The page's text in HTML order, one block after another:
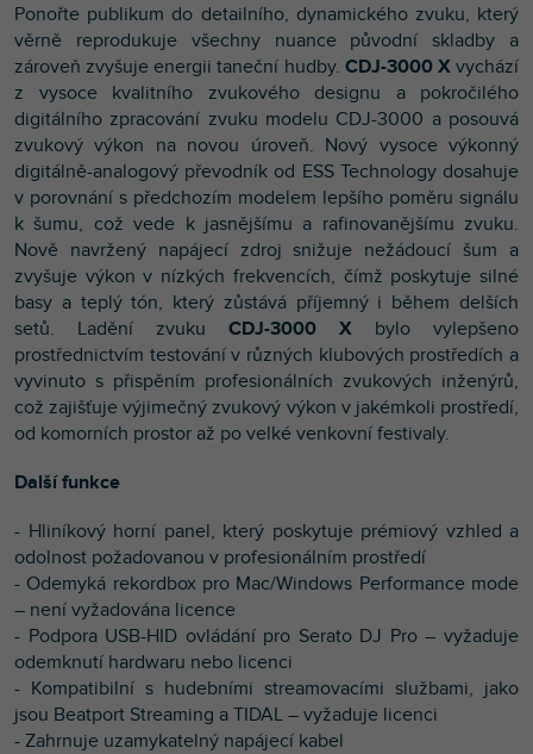
Ponořte publikum do detailního, dynamického zvuku, který
věrně reprodukuje všechny nuance původní skladby a
zároveň zvyšuje energii taneční hudby. CDJ-3000 Xvychází
z vysoce kvalitního zvukového designu a pokročilého
digitálního zpracování zvuku modelu CDJ-3000 a posouvá
zvukový výkon na novou úroveň. Nový vysoce výkonný
digitálně-analogový převodník od ESS Technology dosahuje
v porovnání s předchozím modelem lepšího poměru signálu
k šumu, což vede k jasnějšímu a rafinovanějšímu zvuku.
Nově navržený napájecí zdroj snižuje nežádoucí šum a
zvyšuje výkon v nízkých frekvencích, čímž poskytuje silné
basy a teplý tón, který zůstává příjemný i během delších
setů. Ladění zvuku CDJ-3000 X bylo vylepšeno
prostřednictvím testování v různých klubových prostředích a
vyvinuto s přispěním profesionálních zvukových inženýrů,
což zajišťuje výjimečný zvukový výkon v jakémkoli prostředí,
od komorních prostor až po velké venkovní festivaly.
Další funkce
- Hliníkový horní panel, který poskytuje prémiový vzhled a
odolnost požadovanou v profesionálním prostředí
- Odemyká rekordbox pro Mac/Windows Performance mode
– není vyžadována licence
- Podpora USB-HID ovládání pro Serato DJ Pro – vyžaduje
odemknutí hardwaru nebo licenci
- Kompatibilní s hudebními streamovacími službami, jako
jsou Beatport Streaming a TIDAL – vyžaduje licenci
- Zahrnuje uzamykatelný napájecí kabel